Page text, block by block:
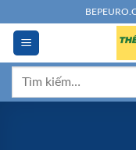
đến
dung
Tìm